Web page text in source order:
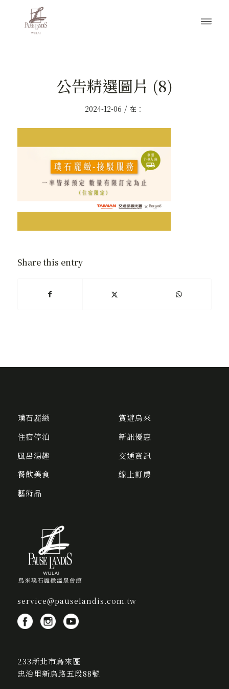
公告精選圖片 (8)
2024-12-06 / 在：
Share this entry
璞石麗緻
住宿停泊
風呂湯趣
餐飲美食
藝術品
賞遊烏來
新訊優惠
交通資訊
線上訂房
service@pauselandis.com.tw
233新北市烏來區
忠治里新烏路五段88號